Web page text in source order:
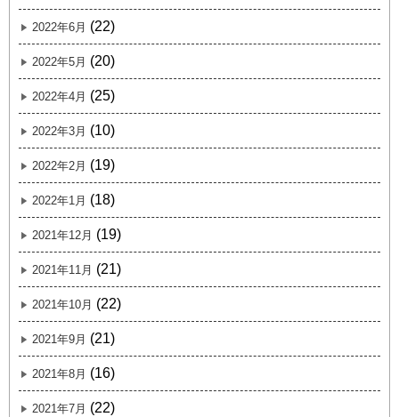
2022年6月 (22)
2022年5月 (20)
2022年4月 (25)
2022年3月 (10)
2022年2月 (19)
2022年1月 (18)
2021年12月 (19)
2021年11月 (21)
2021年10月 (22)
2021年9月 (21)
2021年8月 (16)
2021年7月 (22)